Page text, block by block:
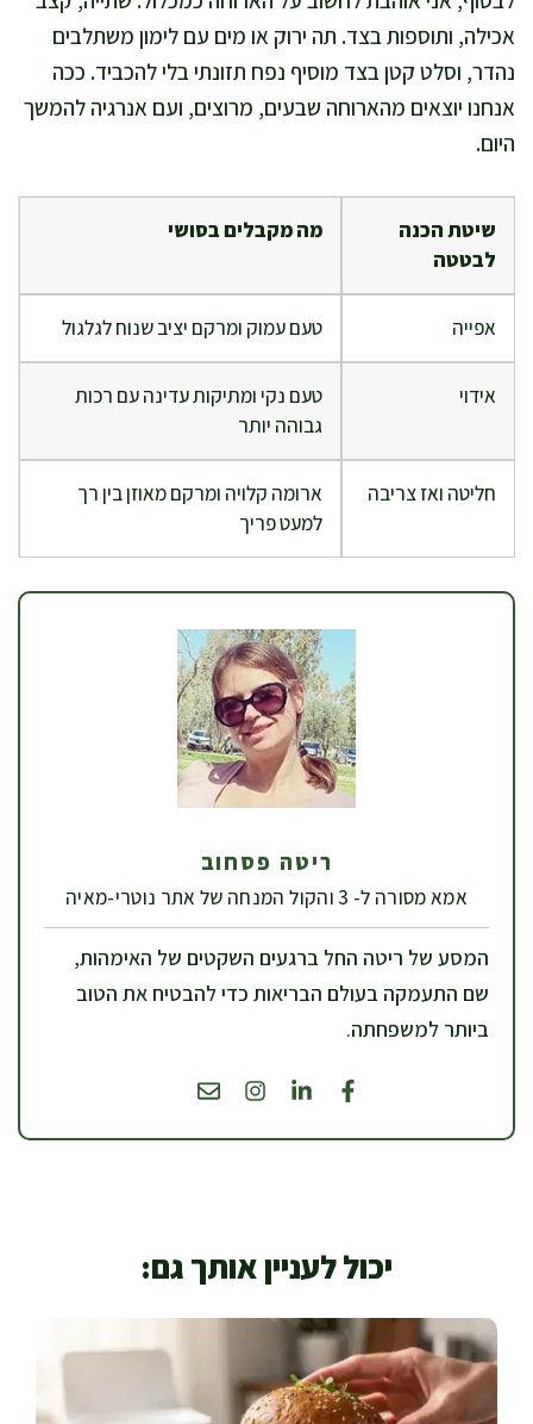
אכילה, ותוספות בצד. תה ירוק או מים עם לימון משתלבים
נהדר, וסלט קטן בצד מוסיף נפח תזונתי בלי להכביד. ככה
אנחנו יוצאים מהארוחה שבעים, מרוצים, ועם אנרגיה להמשך
היום.
שיטת הכנה
לבטטה
מה מקבלים בסושי
אפייה טעם עמוק ומרקם יציב שנוח לגלגול
אידוי
טעם נקי ומתיקות עדינה עם רכות
גבוהה יותר
חליטה ואז צריבה
ארומה קלויה ומרקם מאוזן בין רך
למעט פריך
ריטה פסחוב
אמא מסורה ל- 3 והקול המנחה של אתר נוטרי-מאיה
המסע של ריטה החל ברגעים השקטים של האימהות,
שם התעמקה בעולם הבריאות כדי להבטיח את הטוב
ביותר למשפחתה.
יכול לעניין אותך גם: